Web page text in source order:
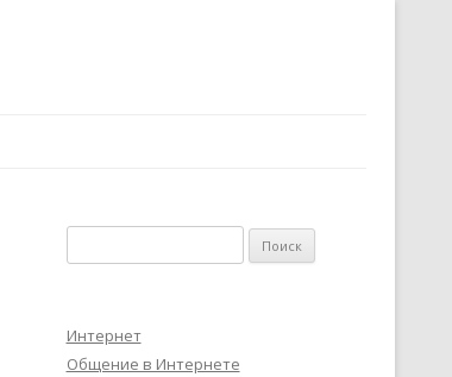
Интернет
Общение в Интернете